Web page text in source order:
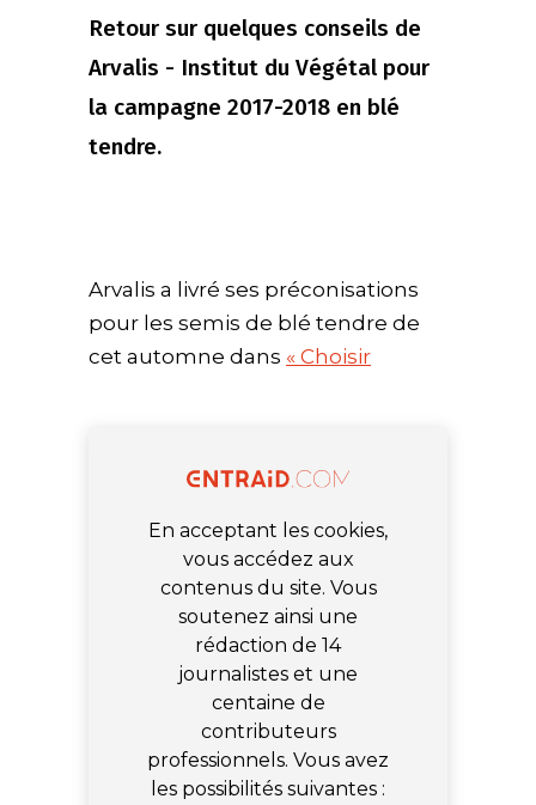
Retour sur quelques conseils de
Arvalis - Institut du Végétal pour
la campagne 2017-2018 en blé
tendre.
Arvalis a livré ses préconisations
pour les semis de blé tendre de
cet automne dans « Choisir
En acceptant les cookies,
vous accédez aux
contenus du site. Vous
soutenez ainsi une
rédaction de 14
journalistes et une
centaine de
contributeurs
professionnels. Vous avez
les possibilités suivantes :